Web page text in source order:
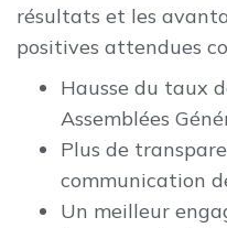
résultats et les
positives attendues
Hausse du taux
Assemblées
Plus de
communication
Un meilleur